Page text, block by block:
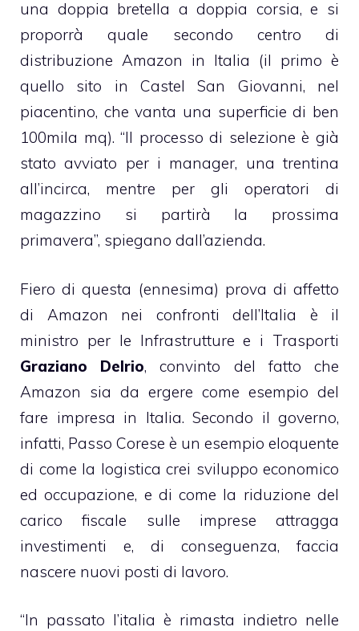
una doppia bretella a doppia corsia, e si
proporrà quale secondo centro di
distribuzione Amazon in Italia (il primo è
quello sito in Castel San Giovanni, nel
piacentino, che vanta una superficie di ben
100mila mq). “Il processo di selezione è già
stato avviato per i manager, una trentina
all’incirca, mentre per gli operatori di
magazzino si partirà la prossima
primavera”, spiegano dall’azienda.
Fiero di questa (ennesima) prova di affetto
di Amazon nei confronti dell’Italia è il
ministro per le Infrastrutture e i Trasporti
Graziano Delrio, convinto del fatto che
Amazon sia da ergere come esempio del
fare impresa in Italia. Secondo il governo,
infatti, Passo Corese è un esempio eloquente
di come la logistica crei sviluppo economico
ed occupazione, e di come la riduzione del
carico fiscale sulle imprese attragga
investimenti e, di conseguenza, faccia
nascere nuovi posti di lavoro.
“In passato l’italia è rimasta indietro nelle